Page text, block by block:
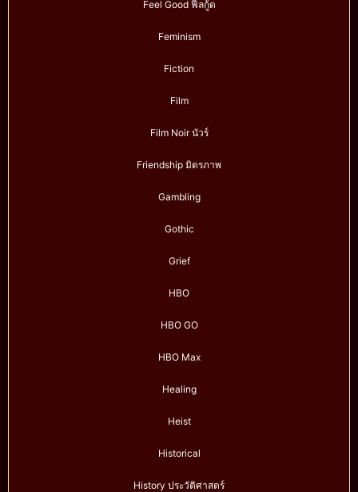
Feel Good ฟีลกู้ด
Feminism
Fiction
Film
Film Noir นัวร์
Friendship มิตรภาพ
Gambling
Gothic
Grief
HBO
HBO GO
HBO Max
Healing
Heist
Historical
History ประวัติศาสตร์